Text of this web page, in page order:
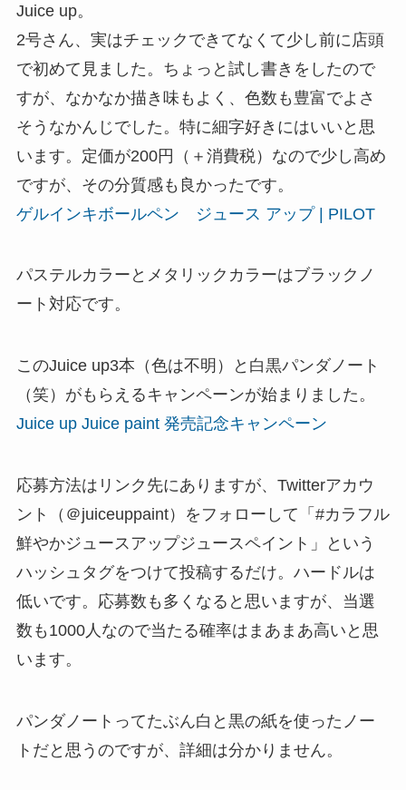
Juice up。
2号さん、実はチェックできてなくて少し前に店頭
で初めて見ました。ちょっと試し書きをしたので
すが、なかなか描き味もよく、色数も豊富でよさ
そうなかんじでした。特に細字好きにはいいと思
います。定価が200円（＋消費税）なので少し高め
ですが、その分質感も良かったです。
ゲルインキボールペン ジュース アップ | PILOT
パステルカラーとメタリックカラーはブラックノ
ート対応です。
このJuice up3本（色は不明）と白黒パンダノート
（笑）がもらえるキャンペーンが始まりました。
Juice up Juice paint 発売記念キャンペーン
応募方法はリンク先にありますが、Twitterアカウ
ント（＠juiceuppaint）をフォローして「#カラフル
鮮やかジュースアップジュースペイント」という
ハッシュタグをつけて投稿するだけ。ハードルは
低いです。応募数も多くなると思いますが、当選
数も1000人なので当たる確率はまあまあ高いと思
います。
パンダノートってたぶん白と黒の紙を使ったノー
トだと思うのですが、詳細は分かりません。